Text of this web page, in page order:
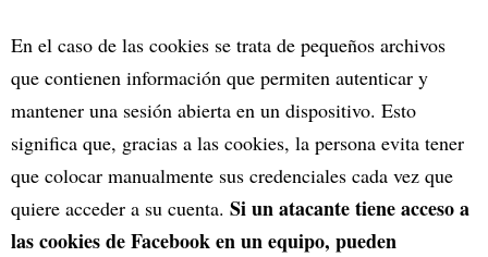
En el caso de las cookies se trata de pequeños archivos
que contienen información que permiten autenticar y
mantener una sesión abierta en un dispositivo. Esto
significa que, gracias a las cookies, la persona evita tener
que colocar manualmente sus credenciales cada vez que
quiere acceder a su cuenta. Si un atacante tiene acceso a
las cookies de Facebook en un equipo, pueden